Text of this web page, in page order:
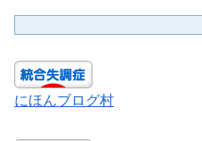
にほんブログ村